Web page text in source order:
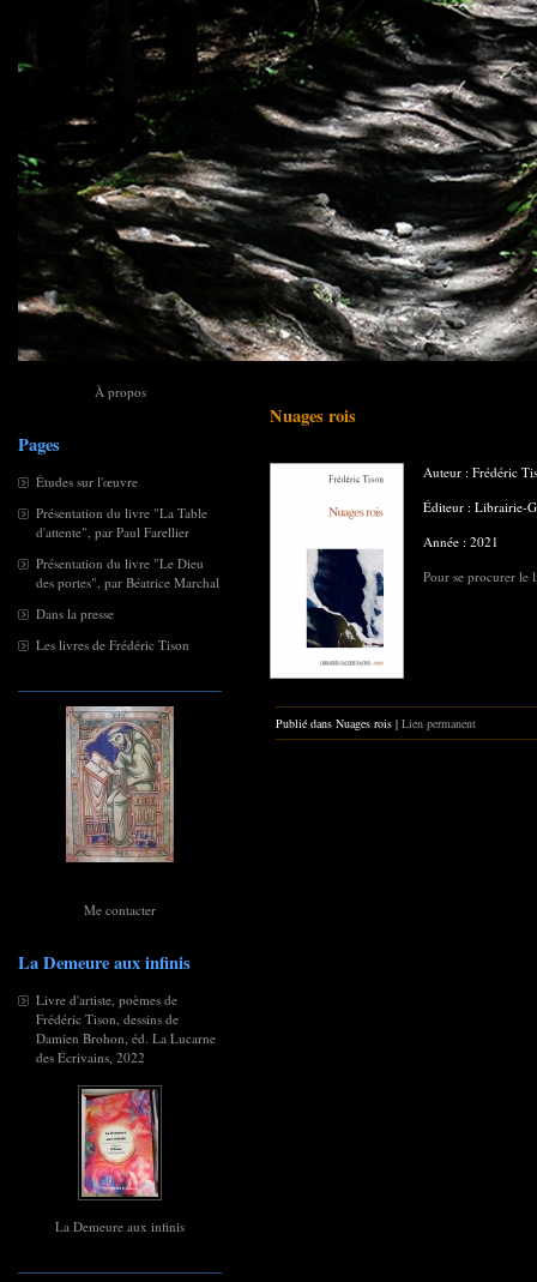
À propos
Pages
Études sur l'œuvre
Présentation du livre "La Table
d'attente", par Paul Farellier
Présentation du livre "Le Dieu
des portes", par Béatrice Marchal
Dans la presse
Les livres de Frédéric Tison
Me contacter
La Demeure aux infinis
Livre d'artiste, poèmes de
Frédéric Tison, dessins de
Damien Brohon, éd. La Lucarne
des Écrivains, 2022
La Demeure aux infinis
Nuages rois
Auteur : Frédéric
Éditeur : Librairie-
Année : 2021
Pour se procurer le
Publié dans Nuages rois | Lien permanent